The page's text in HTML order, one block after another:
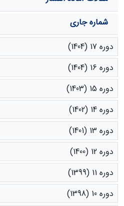
شماره جاری
دوره 17 (1404)
دوره 16 (1404)
دوره 15 (1403)
دوره 14 (1402)
دوره 13 (1401)
دوره 12 (1400)
دوره 11 (1399)
دوره 10 (1398)